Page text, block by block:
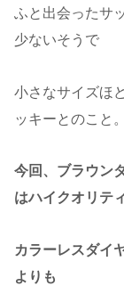
ふと出会ったサ
少ないそうで
小さなサイズほ
ッキーとのこと。
今回、ブラウン
はハイクオリテ
カラーレスダイ
よりも